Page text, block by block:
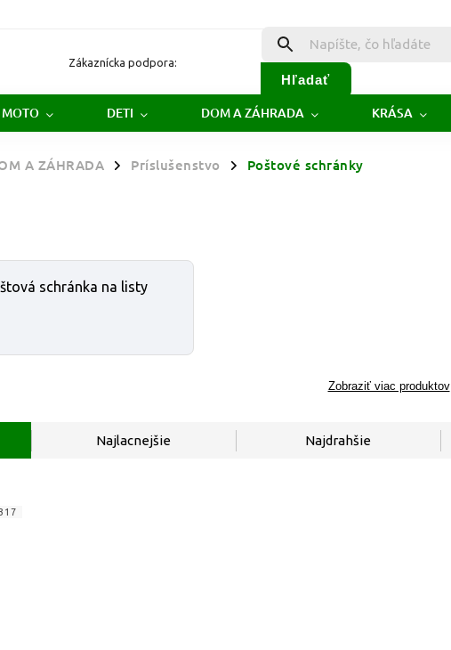
Zákaznícka podpora:
Hľadať
DETI DOM A ZÁHRADA KRÁSA
A ZÁHRADA / Príslušenstvo / Poštové schránky
schránka na listy
Zobraziť viac produktov
Najlacnejšie Najdrahšie